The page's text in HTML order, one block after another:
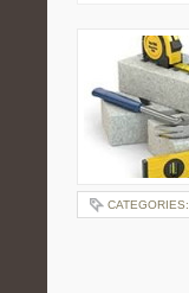
CATEGORIES: